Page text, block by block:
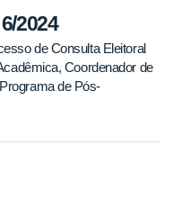
2024
de Consulta Eleitoral
Coordenador de
de Pós-